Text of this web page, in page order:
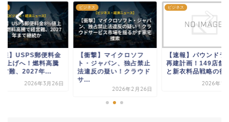
報】USPS郵便料金
上げへ！燃料高騰
営難、2027年...
2026年3月26日
ビジネス
【衝撃】マイクロソフ
ト・ジャパン、独占禁止
法違反の疑い！クラウド
サ...
2026年2月26日
ビジネス
【速報】パウンドラ
再建計画！149店舗
と新衣料品戦略の行
2026年1